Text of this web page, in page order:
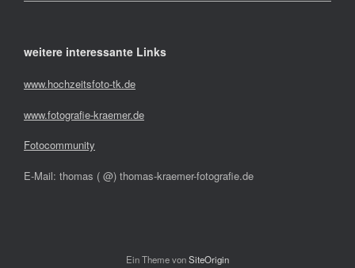
weitere interessante Links
www.hochzeitsfoto-tk.de
www.fotografie-kraemer.de
Fotocommunity
E-Mail: thomas ( @) thomas-kraemer-fotografie.de
Ein Theme vonSiteOrigin